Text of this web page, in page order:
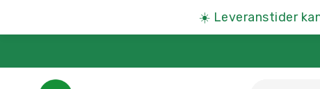
☀️ Leveranstider